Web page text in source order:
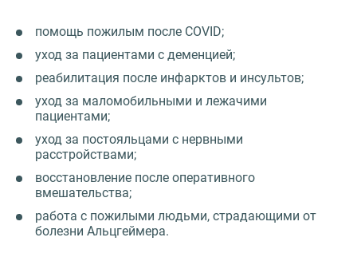
помощь пожилым после COVID;
уход за пациентами с деменцией;
реабилитация после инфарктов и инсультов;
уход за маломобильными и лежачими
пациентами;
уход за постояльцами с нервными
расстройствами;
восстановление после оперативного
вмешательства;
работа с пожилыми людьми, страдающими от
болезни Альцгеймера.